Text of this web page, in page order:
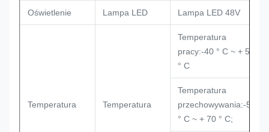
Oświetlenie Lampa LED Lampa LED 48V
Temperatura Temperatura
Temperatura
pracy:-40 ° C ~ + 55
° C
Temperatura
przechowywania:-50
° C ~ + 70 ° C;